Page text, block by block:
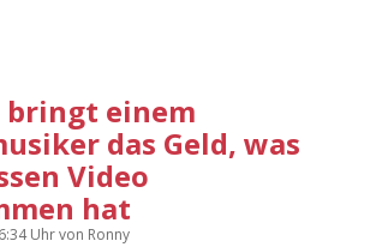
bringt einem
das Geld, was
Video
hat
Uhrvon Ronny